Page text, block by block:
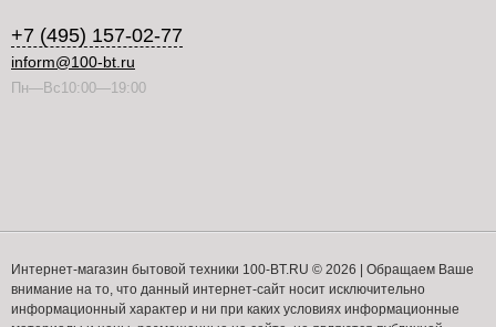
+7 (495) 157-02-77
inform@100-bt.ru
Пн—Вс10:00—19:00
Интернет-магазин бытовой техники 100-BT.RU © 2026 | Обращаем Ваше
внимание на то, что данный интернет-сайт носит исключительно
информационный характер и ни при каких условиях информационные